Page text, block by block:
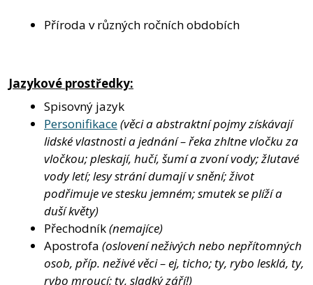
Příroda v různých ročních obdobích
Jazykové prostředky:
Spisovný jazyk
Personifikace(věci a abstraktní pojmy získávají
lidské vlastnosti a jednání – řeka zhltne vločku za
vločkou; pleskají, hučí, šumí a zvoní vody; žlutavé
vody letí; lesy strání dumají v snění; život
podřimuje ve stesku jemném; smutek se plíží a
duší květy)
Přechodník(nemajíce)
Apostrofa (oslovení neživých nebo nepřítomných
osob, příp. neživé věci – ej, ticho; ty, rybo lesklá, ty,
rybo mroucí; ty, sladký září!)